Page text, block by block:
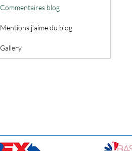
Commentaires blog
Mentions j'aime du blog
Gallery